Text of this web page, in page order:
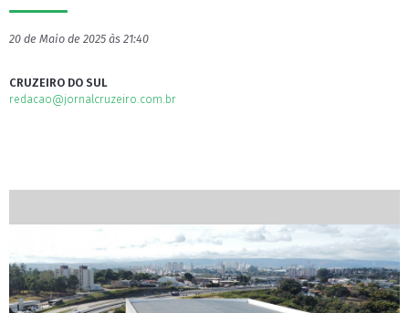
20 de Maio de 2025 às 21:40
CRUZEIRO DO SUL
redacao@jornalcruzeiro.com.br